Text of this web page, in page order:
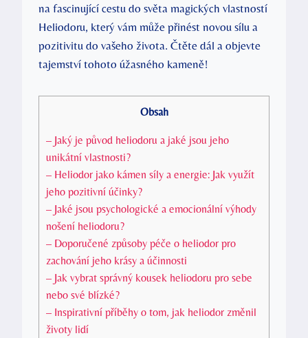
na fascinující cestu do světa magických vlastností
Heliodoru, který vám může přinést novou sílu a
pozitivitu do vašeho života. Čtěte dál a objevte
tajemství tohoto úžasného kameně!
Obsah
– Jaký je původ heliodoru a jaké jsou jeho
unikátní vlastnosti?
– Heliodor jako kámen síly a energie: Jak využít
jeho pozitivní účinky?
– Jaké jsou psychologické a emocionální výhody
nošení heliodoru?
– Doporučené způsoby péče o heliodor pro
zachování jeho krásy a účinnosti
– Jak vybrat správný kousek heliodoru pro sebe
nebo své blízké?
– Inspirativní příběhy o tom, jak heliodor změnil
životy lidí